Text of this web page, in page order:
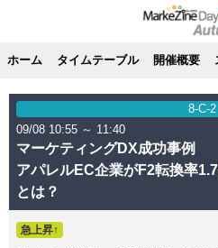
ホーム タイムテーブル 開催概要
8-C-2
09/08 10:55 ～ 11:40
マーケティングDX成功事例
アパレルEC企業がF2転換率
とは？
急上昇↑